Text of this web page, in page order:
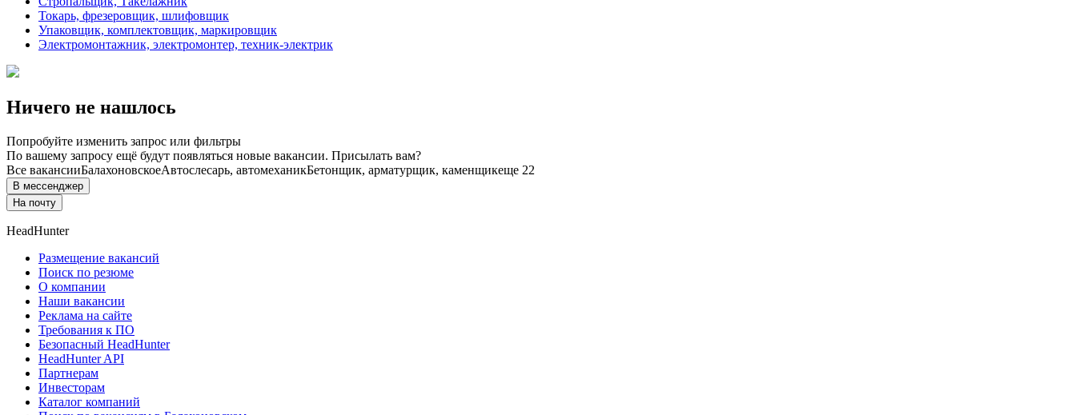
Токарь, фрезеровщик, шлифовщик
Упаковщик, комплектовщик, маркировщик
Электромонтажник, электромонтер, техник-электрик
Ничего не нашлось
Попробуйте изменить запрос или фильтры
По вашему запросу ещё будут появляться новые вакансии. Присылать вам?
Все вакансииБалахоновскоеАвтослесарь, автомеханикБетонщик, арматурщик, каменщикеще 22
В мессенджер
На почту
HeadHunter
Размещение вакансий
Поиск по резюме
О компании
Наши вакансии
Реклама на сайте
Требования к ПО
Безопасный HeadHunter
HeadHunter API
Партнерам
Инвесторам
Каталог компаний